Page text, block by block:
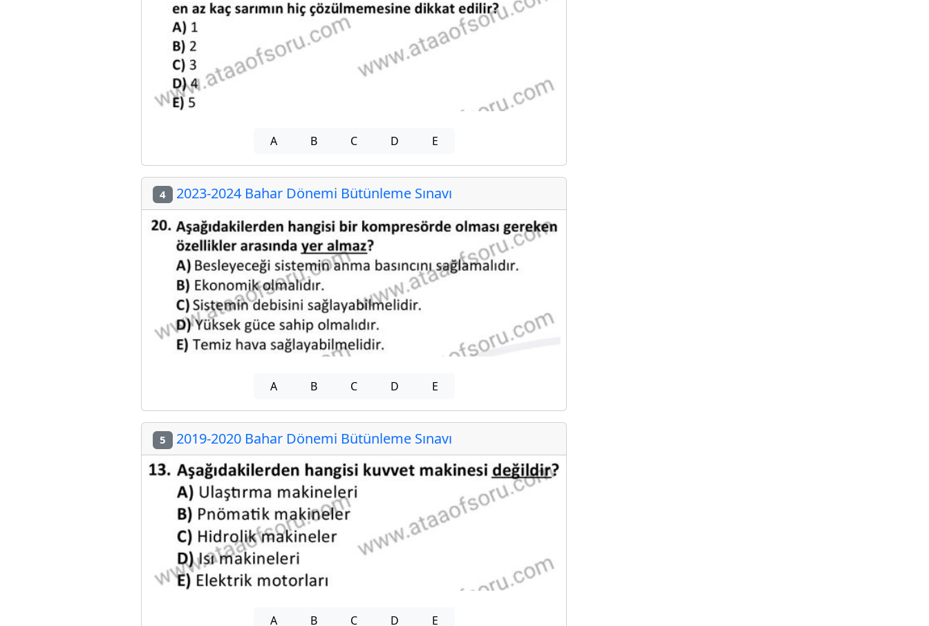
A B C D E
4 2023-2024 Bahar Dönemi Bütünleme Sınavı
A B C D E
5 2019-2020 Bahar Dönemi Bütünleme Sınavı
A B C D E